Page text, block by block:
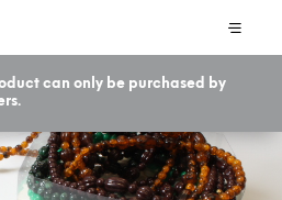
can only be purchased by